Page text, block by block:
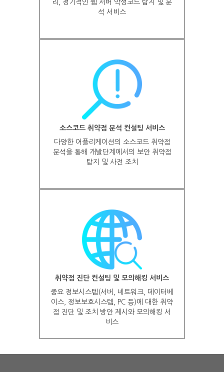
리, 정기적인 웹 서버 악성코드 탐지 및 분
석 서비스
소스코드 취약점 분석 컨설팅 서비스
다양한 어플리케이션의 소스코드 취약점
분석을 통해 개발단계에서의 보안 취약점
탐지 및 사전 조치
취약점 진단 컨설팅 및 모의해킹 서비스
중요 정보시스템(서버, 네트워크, 데이터베
이스, 정보보호시스템, PC 등)에 대한 취약
점 진단 및 조치 방안 제시와 모의해킹 서
비스